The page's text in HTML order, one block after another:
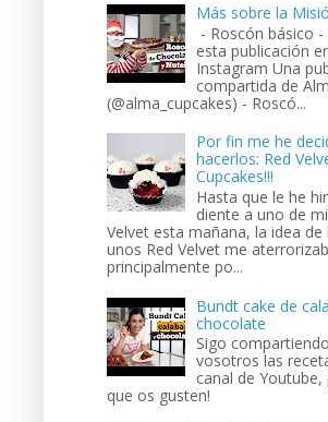
Más sobre la
- Roscón básico
esta publicación
Instagram Una
compartida de
(@alma_cupcakes) - Roscó...
Por fin me he
hacerlos: Red
Cupcakes!!!
Hasta que le he
diente a uno de
Velvet esta mañana, la idea de
unos Red Velvet me
principalmente po...
Bundt cake de
chocolate
Sigo
vosotros las
canal de Youtube,
que os gusten!